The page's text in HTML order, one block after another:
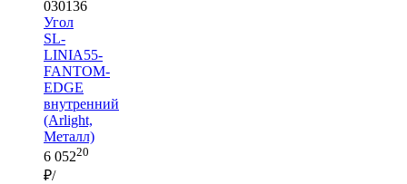
030136
Угол
SL-
LINIA55-
FANTOM-
EDGE
внутренний
(Arlight,
Металл)
6 05220
₽/